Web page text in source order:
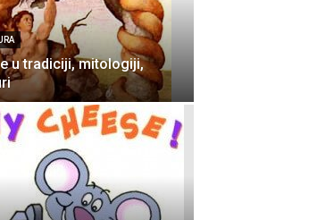
u tradiciji, mitologiji,